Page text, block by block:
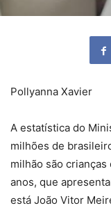
Pollyanna Xavier
A estatística do
milhões de
milhão são
anos, que
está João Vitor